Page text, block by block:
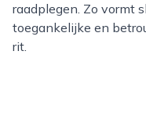
raadplegen. Zo vormt
toegankelijke en
rit.